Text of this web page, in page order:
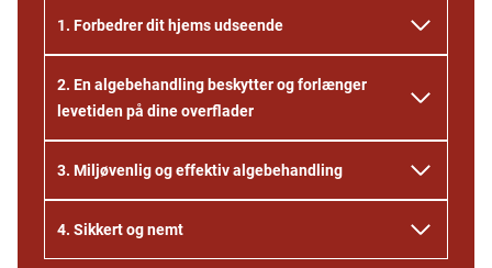
1. Forbedrer dit hjems udseende
2. En algebehandling beskytter og forlænger
levetiden på dine overflader
3. Miljøvenlig og effektiv algebehandling
4. Sikkert og nemt